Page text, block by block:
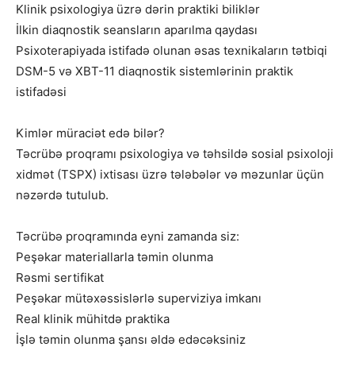
Klinik psixologiya üzrə dərin praktiki biliklər
İlkin diaqnostik seansların aparılma qaydası
Psixoterapiyada istifadə olunan əsas texnikaların tətbiqi
DSM-5 və XBT-11 diaqnostik sistemlərinin praktik
istifadəsi
Kimlər müraciət edə bilər?
Təcrübə proqramı psixologiya və təhsildə sosial psixoloji
xidmət (TSPX) ixtisası üzrə tələbələr və məzunlar üçün
nəzərdə tutulub.
Təcrübə proqramında eyni zamanda siz:
Peşəkar materiallarla təmin olunma
Rəsmi sertifikat
Peşəkar mütəxəssislərlə superviziya imkanı
Real klinik mühitdə praktika
İşlə təmin olunma şansı əldə edəcəksiniz